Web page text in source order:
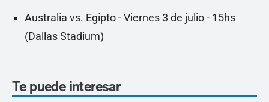
Australia vs. Egipto - Viernes 3 de julio - 15hs
(Dallas Stadium)
Te puede interesar